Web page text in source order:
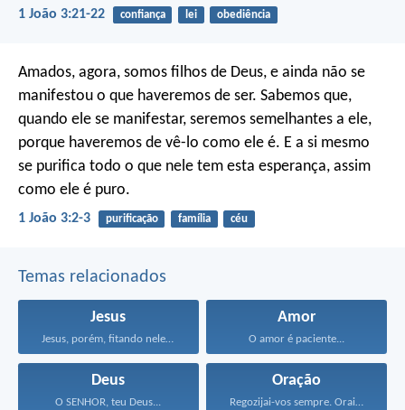
1 João 3:21-22 confiança lei obediência
Amados, agora, somos filhos de Deus, e ainda não se
manifestou o que haveremos de ser. Sabemos que,
quando ele se manifestar, seremos semelhantes a ele,
porque haveremos de vê-lo como ele é. E a si mesmo
se purifica todo o que nele tem esta esperança, assim
como ele é puro.
1 João 3:2-3 purificação família céu
Temas relacionados
Jesus
Jesus, porém, fitando neles...
Amor
O amor é paciente...
Deus
O SENHOR, teu Deus...
Oração
Regozijai-vos sempre. Orai sem...